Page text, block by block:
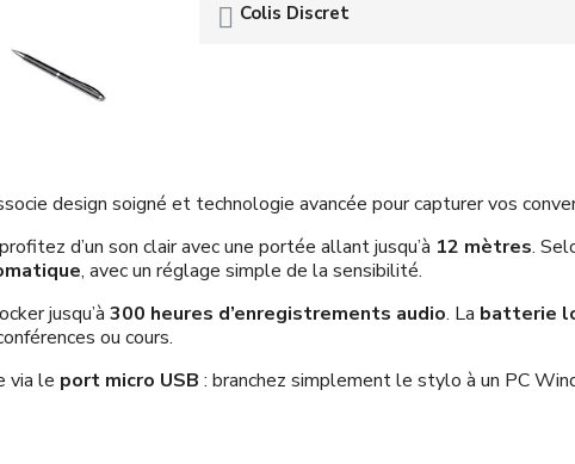
Colis Discret
design soigné et technologie avancée pour capturer vos
d’un son clair avec une portée allant jusqu’à 12 mètres.
, avec un réglage simple de la sensibilité.
jusqu’à 300 heures d’enregistrements audio. La batterie
ou cours.
via le port micro USB : branchez simplement le stylo à un PC